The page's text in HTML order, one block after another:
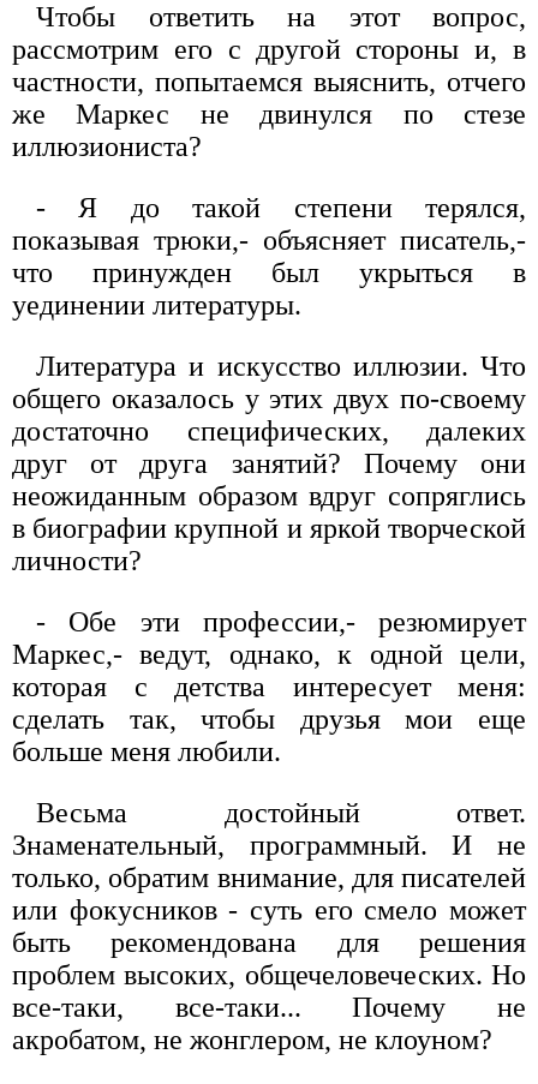
Чтобы ответить на этот вопрос,
рассмотрим его с другой стороны и, в
частности, попытаемся выяснить, отчего
же Маркес не двинулся по стезе
иллюзиониста?
- Я до такой степени терялся,
показывая трюки,- объясняет писатель,-
что принужден был укрыться в
уединении литературы.
Литература и искусство иллюзии. Что
общего оказалось у этих двух по-своему
достаточно специфических, далеких
друг от друга занятий? Почему они
неожиданным образом вдруг сопряглись
в биографии крупной и яркой творческой
личности?
- Обе эти профессии,- резюмирует
Маркес,- ведут, однако, к одной цели,
которая с детства интересует меня:
сделать так, чтобы друзья мои еще
больше меня любили.
Весьма достойный ответ.
Знаменательный, программный. И не
только, обратим внимание, для писателей
или фокусников - суть его смело может
быть рекомендована для решения
проблем высоких, общечеловеческих. Но
все-таки, все-таки... Почему не
акробатом, не жонглером, не клоуном?